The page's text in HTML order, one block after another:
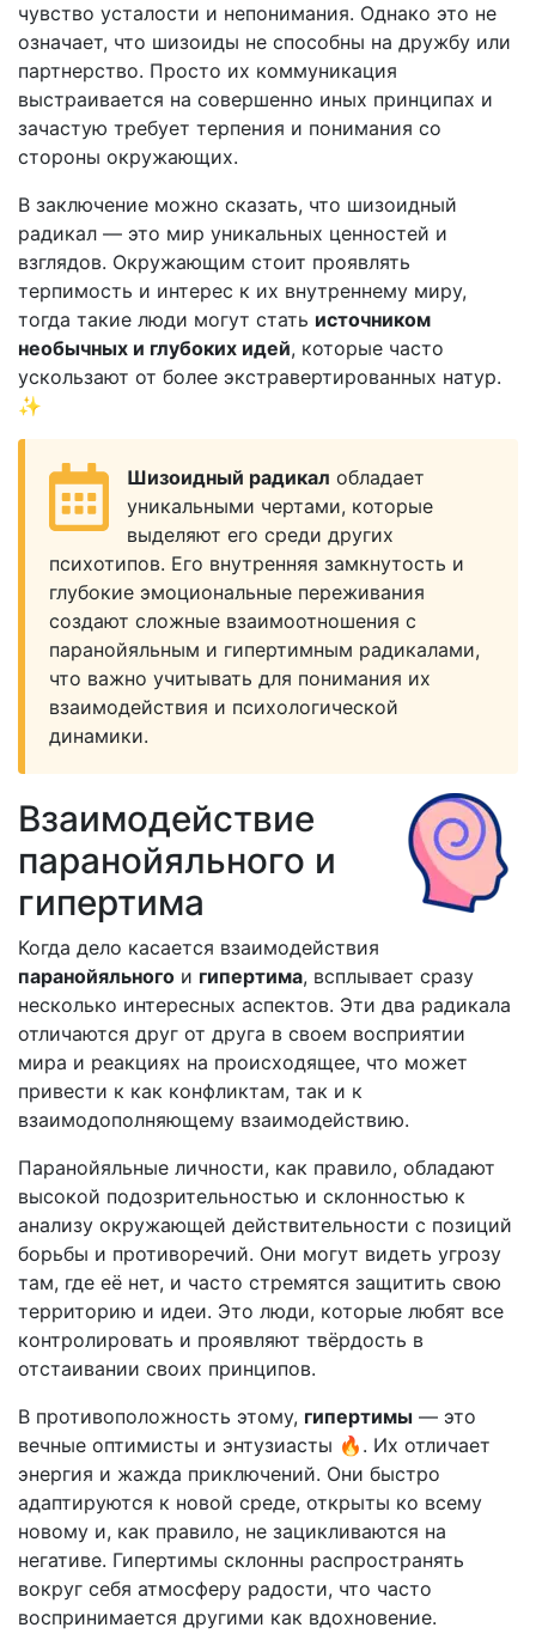
чувство усталости и непонимания. Однако это не
означает, что шизоиды не способны на дружбу или
партнерство. Просто их коммуникация
выстраивается на совершенно иных принципах и
зачастую требует терпения и понимания со
стороны окружающих.
В заключение можно сказать, что шизоидный
радикал — это мир уникальных ценностей и
взглядов. Окружающим стоит проявлять
терпимость и интерес к их внутреннему миру,
тогда такие люди могут стать источником
необычных и глубоких идей, которые часто
ускользают от более экстравертированных натур.
✨
Шизоидный радикал обладает
уникальными чертами, которые
выделяют его среди других
психотипов. Его внутренняя замкнутость и
глубокие эмоциональные переживания
создают сложные взаимоотношения с
паранойяльным и гипертимным радикалами,
что важно учитывать для понимания их
взаимодействия и психологической
динамики.
Взаимодействие
паранойяльного и
гипертима
Когда дело касается взаимодействия
паранойяльного и гипертима, всплывает сразу
несколько интересных аспектов. Эти два радикала
отличаются друг от друга в своем восприятии
мира и реакциях на происходящее, что может
привести к как конфликтам, так и к
взаимодополняющему взаимодействию.
Паранойяльные личности, как правило, обладают
высокой подозрительностью и склонностью к
анализу окружающей действительности с позиций
борьбы и противоречий. Они могут видеть угрозу
там, где её нет, и часто стремятся защитить свою
территорию и идеи. Это люди, которые любят все
контролировать и проявляют твёрдость в
отстаивании своих принципов.
В противоположность этому, гипертимы — это
вечные оптимисты и энтузиасты 🔥. Их отличает
энергия и жажда приключений. Они быстро
адаптируются к новой среде, открыты ко всему
новому и, как правило, не зацикливаются на
негативе. Гипертимы склонны распространять
вокруг себя атмосферу радости, что часто
воспринимается другими как вдохновение.